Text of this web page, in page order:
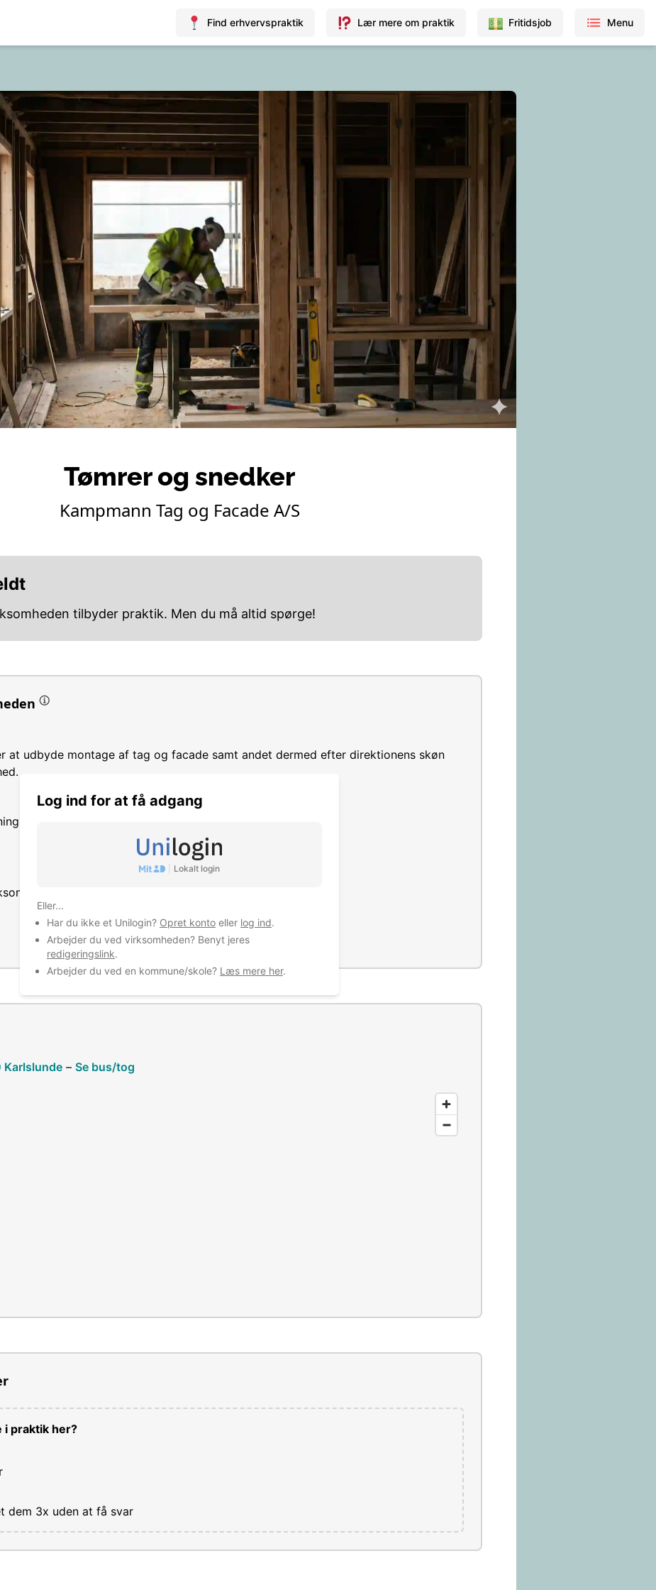
Find erhvervspraktik Lær mere om praktik Fritidsjob Menu
Log ind for at få adgang
Lokalt login
Eller...
Har du ikke et Unilogin? Opret konto eller log ind.
Arbejder du ved virksomheden? Benyt jeres
redigeringslink.
Arbejder du ved en kommune/skole? Læs mere her.
Tømrer og snedker
Kampmann Tag og Facade A/S
tilbyder praktik. Men du må altid spørge!
at udbyde montage af tag og facade samt andet dermed efter direktionens skøn
Karlslunde – Se bus/tog
i praktik her?
dem 3x uden at få svar